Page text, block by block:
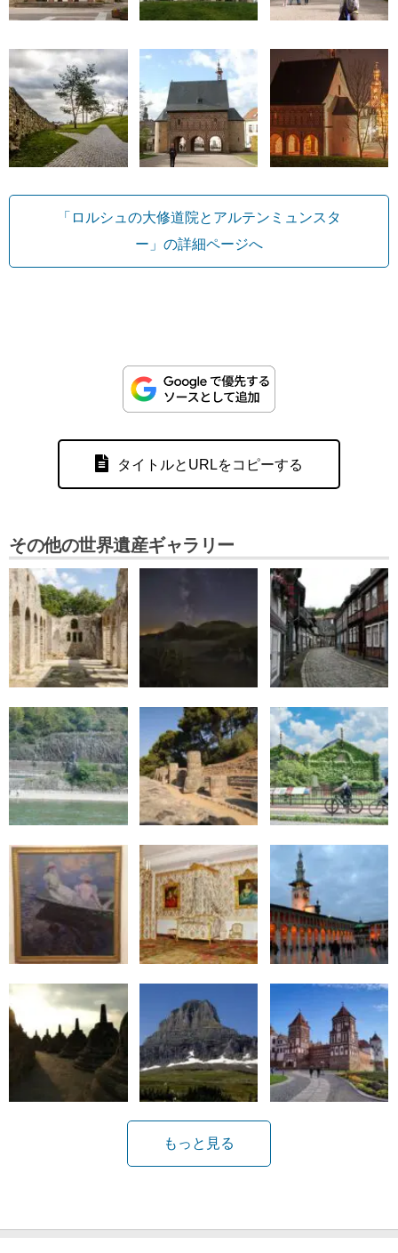
「ロルシュの大修道院とアルテンミュンスタ
ー」の詳細ページへ
タイトルとURLをコピーする
その他の世界遺産ギャラリー
もっと見る